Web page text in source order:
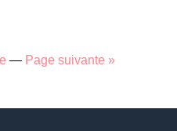
— Page suivante »